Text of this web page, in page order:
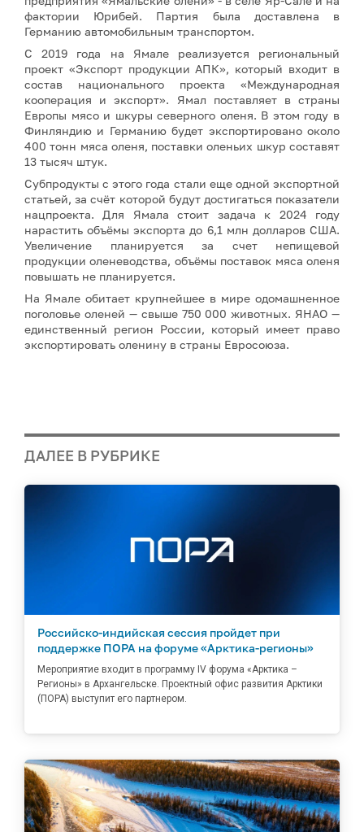
фактории Юрибей. Партия была доставлена в
Германию автомобильным транспортом.
С 2019 года на Ямале реализуется региональный
проект «Экспорт продукции АПК», который входит в
состав национального проекта «Международная
кооперация и экспорт». Ямал поставляет в страны
Европы мясо и шкуры северного оленя. В этом году в
Финляндию и Германию будет экспортировано около
400 тонн мяса оленя, поставки оленьих шкур составят
13 тысяч штук.
Субпродукты с этого года стали еще одной экспортной
статьей, за счёт которой будут достигаться показатели
нацпроекта. Для Ямала стоит задача к 2024 году
нарастить объёмы экспорта до 6,1 млн долларов США.
Увеличение планируется за счет непищевой
продукции оленеводства, объёмы поставок мяса оленя
повышать не планируется.
На Ямале обитает крупнейшее в мире одомашненное
поголовье оленей — свыше 750 000 животных. ЯНАО —
единственный регион России, который имеет право
экспортировать оленину в страны Евросоюза.
ДАЛЕЕ В РУБРИКЕ
Российско-индийская сессия пройдет при
поддержке ПОРА на форуме «Арктика-регионы»
Мероприятие входит в программу IV форума «Арктика –
Регионы» в Архангельске. Проектный офис развития Арктики
(ПОРА) выступит его партнером.